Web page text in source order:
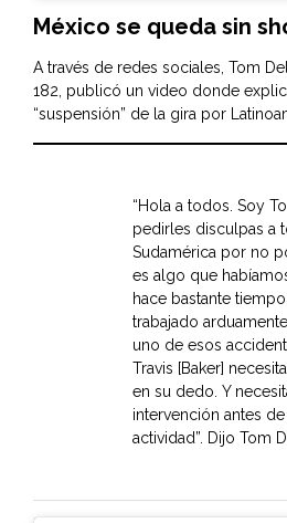
México se queda sin
A través de redes sociales, Tom
182, publicó un video donde
“suspensión” de la gira por
“Hola a todos. Soy
pedirles disculpas a
Sudamérica por no
es algo que
hace bastante
trabajado
uno de esos
Travis [Baker]
en su dedo. Y
intervención antes
actividad”. Dijo Tom